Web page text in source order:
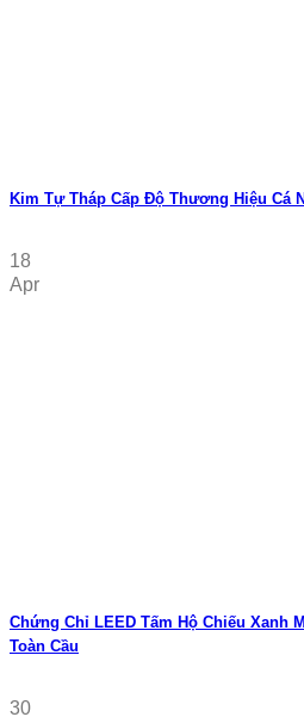
Kim Tự Tháp Cấp Độ Thương Hiệu Cá
18
Apr
Chứng Chỉ LEED Tấm Hộ Chiếu Xanh
Toàn Cầu
30